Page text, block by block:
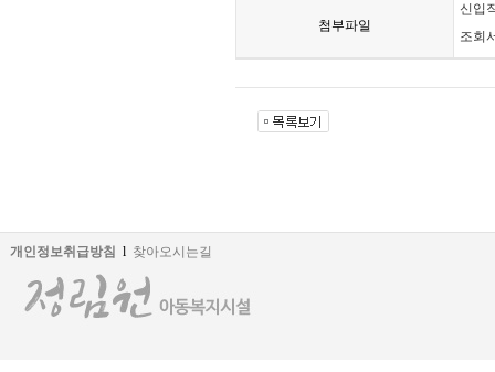
첨부파일
신입
조회
개인정보취급방침 l 찾아오시는길